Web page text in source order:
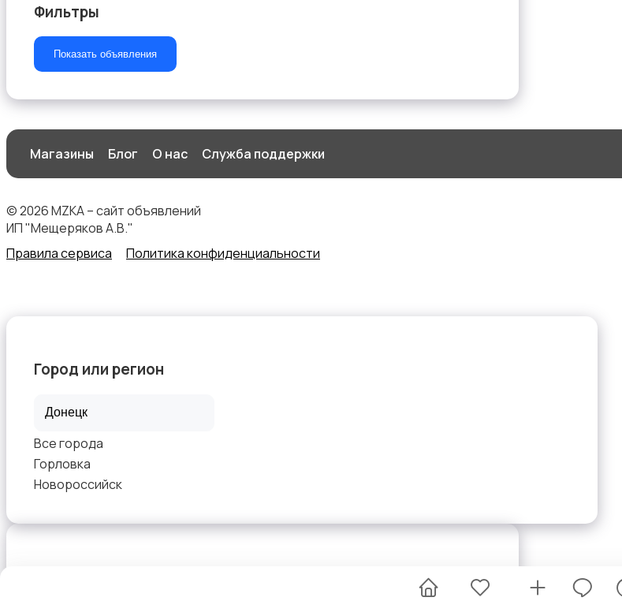
Аксессуары
Фильтры
Показать объявления
Магазины Блог О нас Служба поддержки
© 2026 MZKA – сайт объявлений
ИП "Мещеряков А.В."
Правила сервиса
Политика конфиденциальности
Город или регион
Все города
Горловка
Новороссийск